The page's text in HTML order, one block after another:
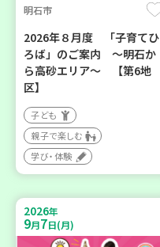
明石市
2026年８月度 「子育てひ
ろば」のご案内 ～明石か
ら高砂エリア～ 【第6地
区】
子ども
親子で楽しむ
学び・体験
2026年
9月7日(月)